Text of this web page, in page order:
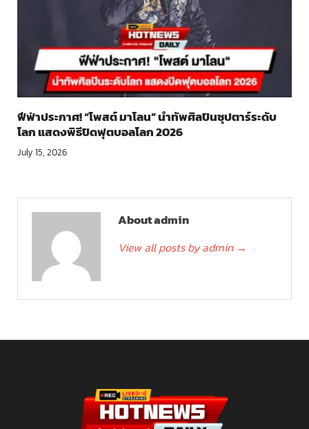
ฟีฟ่าประกาศ! “โพสต์ มาโลน” นำทัพศิลปินซุปตาร์ระดับ
โลก แสดงพิธีปิดฟุตบอลโลก 2026
July 15, 2026
About admin
View all posts by admin →